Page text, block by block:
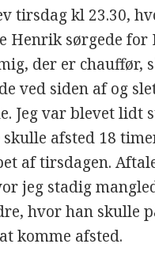
tirsdag kl 23.30,
Henrik sørgede
der er chauffør,
ved siden af og
Jeg var blevet lidt
afsted 18
af tirsdagen.
jeg stadig
hvor han skulle
komme afsted.